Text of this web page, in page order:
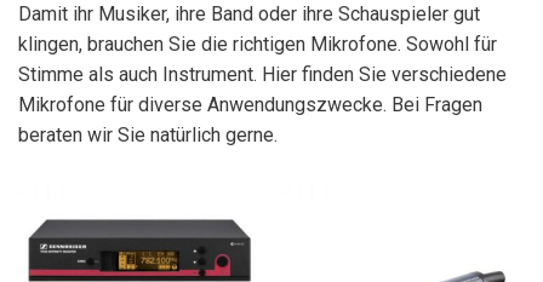
Damit ihr Musiker, ihre Band oder ihre Schauspieler gut
klingen, brauchen Sie die richtigen Mikrofone. Sowohl für
Stimme als auch Instrument. Hier finden Sie verschiedene
Mikrofone für diverse Anwendungszwecke. Bei Fragen
beraten wir Sie natürlich gerne.